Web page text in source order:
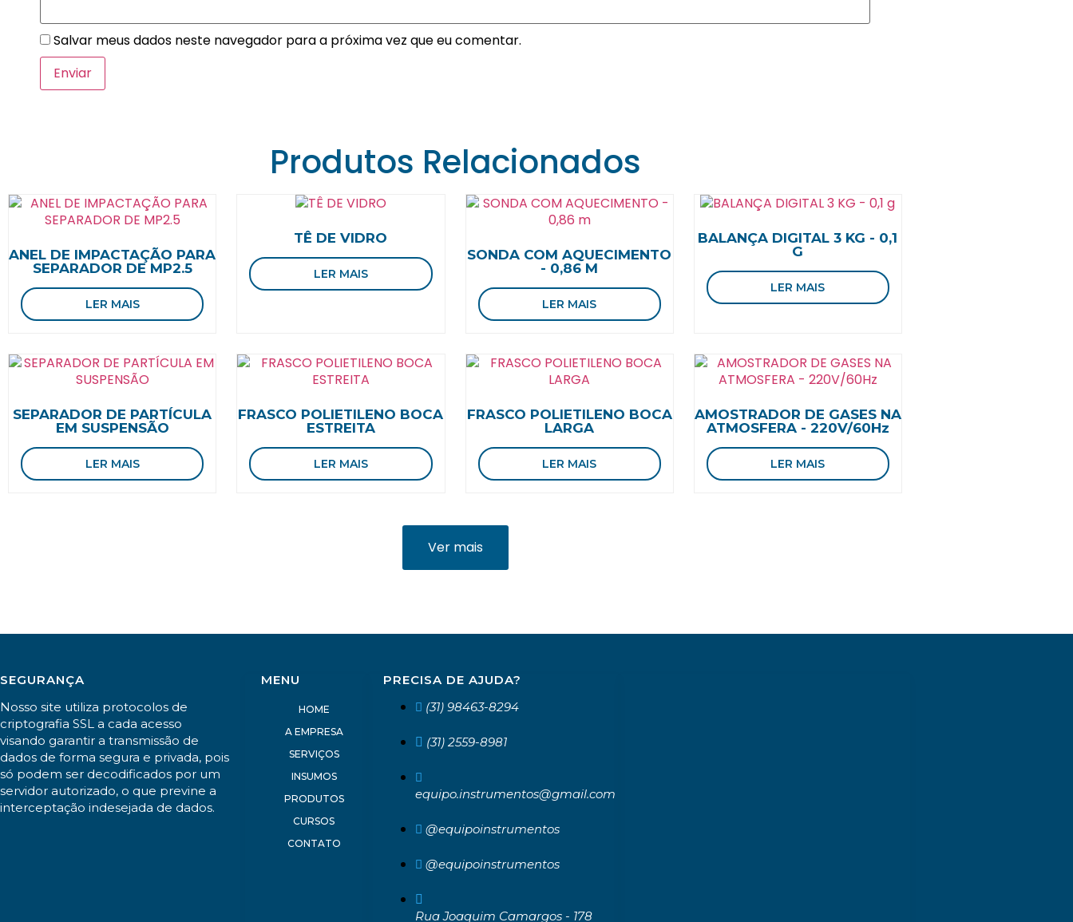
Salvar meus dados neste navegador para a próxima vez que eu comentar.
Produtos Relacionados
ANEL DE IMPACTAÇÃO PARA
SEPARADOR DE MP2.5
LER MAIS
TÊ DE VIDRO
LER MAIS
SONDA COM AQUECIMENTO
- 0,86 M
LER MAIS
BALANÇA DIGITAL 3 KG - 0,1
G
LER MAIS
SEPARADOR DE PARTÍCULA
EM SUSPENSÃO
LER MAIS
FRASCO POLIETILENO BOCA
ESTREITA
LER MAIS
FRASCO POLIETILENO BOCA
LARGA
LER MAIS
AMOSTRADOR DE GASES NA
ATMOSFERA - 220V/60Hz
LER MAIS
Ver mais
SEGURANÇA
Nosso site utiliza protocolos de
criptografia SSL a cada acesso
visando garantir a transmissão de
dados de forma segura e privada, pois
só podem ser decodificados por um
servidor autorizado, o que previne a
interceptação indesejada de dados.
MENU
HOME
A EMPRESA
SERVIÇOS
INSUMOS
PRODUTOS
CURSOS
CONTATO
PRECISA DE AJUDA?
(31) 98463-8294
(31) 2559-8981
equipo.instrumentos@gmail.com
@equipoinstrumentos
@equipoinstrumentos
Rua Joaquim Camargos - 178